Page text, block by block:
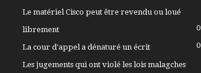
Le matériel Cisco peut être revendu ou loué
librement
0
La cour d'appel a dénaturé un écrit 0
Les jugements qui ont violé les lois malagches